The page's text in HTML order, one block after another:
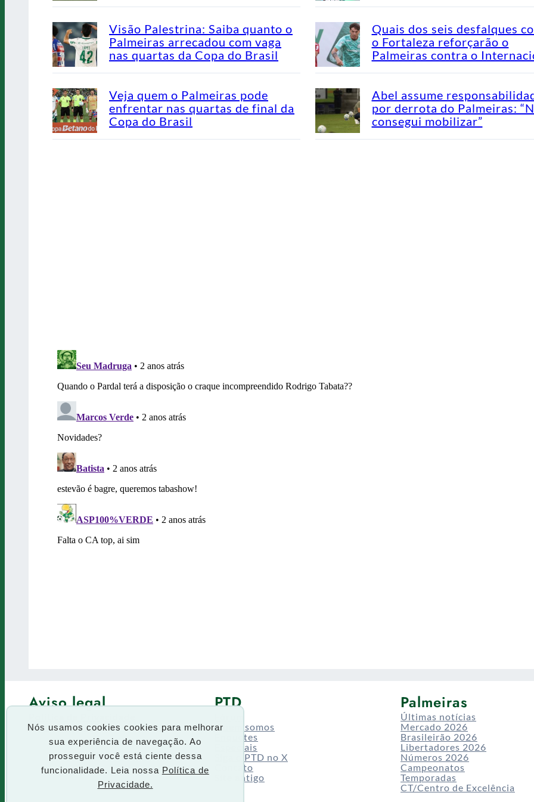
Nós usamos cookies cookies para melhorar
sua experiência de navegação. Ao
prosseguir você está ciente dessa
funcionalidade. Leia nossa Política de
Privacidade.
Visão Palestrina: Saiba quanto o
Palmeiras arrecadou com vaga
nas quartas da Copa do Brasil
Quais dos seis desfalques
o Fortaleza reforçarão o
Palmeiras contra o
Veja quem o Palmeiras pode
enfrentar nas quartas de final da
Copa do Brasil
Abel assume
por derrota do Palmeiras:
consegui mobilizar”
Aviso legal
Termos de uso
PTD
Quem somos
Enquetes
Especiais
Siga o PTD no X
Contato
Site antigo
Palmeiras
Últimas notícias
Mercado 2026
Brasileirão 2026
Libertadores 2026
Números 2026
Campeonatos
Temporadas
CT/Centro de Excelência